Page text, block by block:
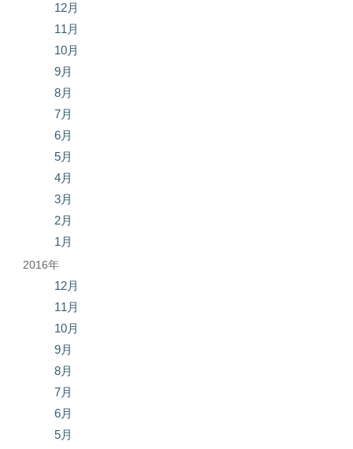
12月
11月
10月
9月
8月
7月
6月
5月
4月
3月
2月
1月
2016年
12月
11月
10月
9月
8月
7月
6月
5月